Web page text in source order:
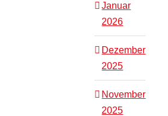
Januar
2026
Dezember
2025
November
2025